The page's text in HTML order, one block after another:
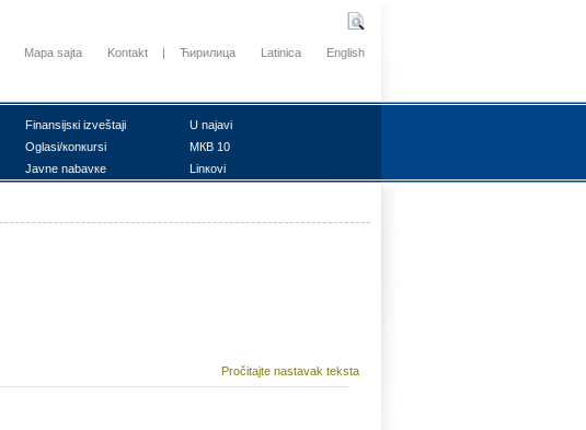
Mapa sajta Kontakt | Ћирилица Latinica English
Finаnsiјsкi izvеštајi
U nајаvi
Оglаsi/коnкursi
MКB 10
Јаvnе nаbаvке Linкоvi
Pročitajte nastavak teksta